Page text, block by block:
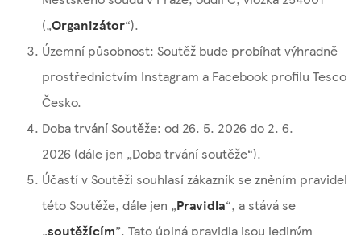
(„Organizátor“).
Územní působnost: Soutěž bude probíhat výhradně
prostřednictvím Instagram a Facebook profilu Tesco
Česko.
Doba trvání Soutěže: od 26. 5. 2026 do 2. 6.
2026 (dále jen „Doba trvání soutěže“).
Účastí v Soutěži souhlasí zákazník se zněním pravidel
této Soutěže, dále jen „Pravidla“, a stává se
„soutěžícím”. Tato úplná pravidla jsou jediným